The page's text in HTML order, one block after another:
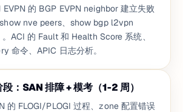
EVPN 的 BGP EVPN neighbor 建立失败
nve peers、show bgp l2vpn
ACI 的 Fault 和 Health Score 系统、
命令、APIC 日志分析。
：SAN 排障 + 模考（1-2 周）
的 FLOGI/PLOGI 过程、zone 配置错误